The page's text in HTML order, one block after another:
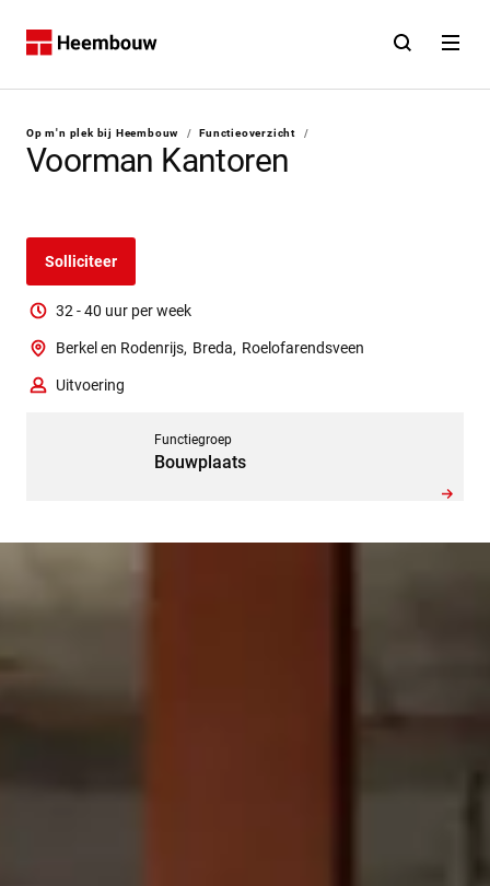
Home Open Open
Contact
U bent hier:
Op m'n plek bij Heembouw / Functieoverzicht /
Voorman Kantoren
Solliciteer
32 - 40 uur per week
Berkel en Rodenrijs, Breda, Roelofarendsveen
Uitvoering
Functiegroep
Bouwplaats